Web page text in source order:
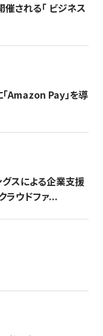
される「 ビジネス
Amazon Pay」を導
スによる企業支援
ラウドファ...